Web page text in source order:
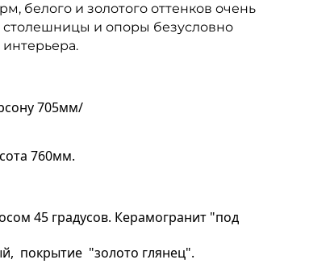
белого и золотого оттенков очень
столешницы и опоры безусловно
705мм/
760мм.
45 градусов. Керамогранит "под
покрытие "золото глянец".